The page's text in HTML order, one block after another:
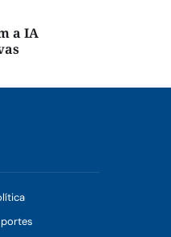
a IA